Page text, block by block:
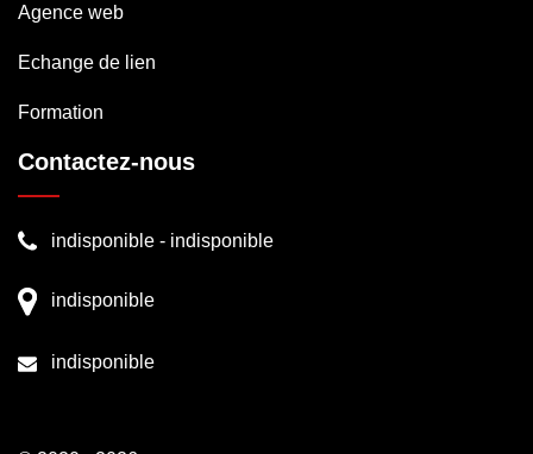
Agence web
Echange de lien
Formation
Contactez-nous
indisponible - indisponible
indisponible
indisponible